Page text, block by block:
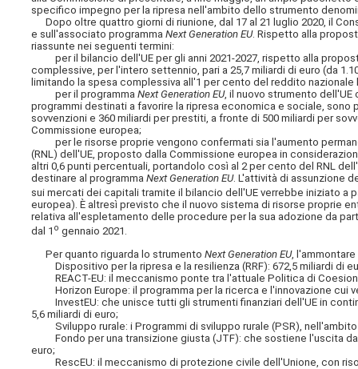
specifico impegno per la ripresa nell'ambito dello strumento
Dopo oltre quattro giorni di riunione, dal 17 al 21 luglio 2020, il
e sull'associato programmaNext Generation EU. Rispetto alla
riassunte nei seguenti termini:
per il bilancio dell'UE per gli anni 2021-2027, rispetto alla
complessive, per l'intero settennio, pari a 25,7 miliardi di euro (da
limitando la spesa complessiva all'1 per cento del reddito nazionale
per il programmaNext Generation EU, il nuovo strumento
programmi destinati a favorire la ripresa economica e sociale, sono
sovvenzioni e 360 miliardi per prestiti, a fronte di 500 miliardi per
Commissione europea;
per le risorse proprie vengono confermati sia l'aumento
(RNL) dell'UE, proposto dalla Commissione europea in
altri 0,6 punti percentuali, portandolo così al 2 per cento del RNL
destinare al programmaNext Generation EU. L'attività di assunzione
sui mercati dei capitali tramite il bilancio dell'UE verrebbe iniziato a
europea). È altresì previsto che il nuovo sistema di risorse proprie
relativa all'espletamento delle procedure per la sua adozione da
dal 1 o gennaio 2021.
Per quanto riguarda lo strumentoNext Generation EU,
Dispositivo per la ripresa e la resilienza (RRF): 672,5 miliardi di
REACT-EU: il meccanismo ponte tra l'attuale Politica di
Horizon Europe: il programma per la ricerca e l'innovazione cui
InvestEU: che unisce tutti gli strumenti finanziari dell'UE in
5,6 miliardi di euro;
Sviluppo rurale: i Programmi di sviluppo rurale (PSR),
Fondo per una transizione giusta (JTF): che sostiene l'uscita
euro;
RescEU: il meccanismo di protezione civile dell'Unione, con